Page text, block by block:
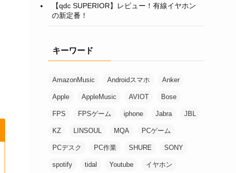
【qdc SUPERIOR】レビュー！有線イヤホン
の新定番！
キーワード
AmazonMusic Androidスマホ Anker
Apple AppleMusic AVIOT Bose
FPS FPSゲーム iphone Jabra JBL
KZ LINSOUL MQA PCゲーム
PCデスク PC作業 SHURE SONY
spotify tidal Youtube イヤホン